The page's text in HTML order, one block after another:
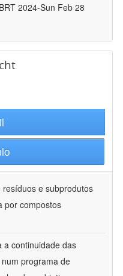
2024-Sun Feb 28
resíduos e subprodutos
por compostos
a continuidade das
programa de